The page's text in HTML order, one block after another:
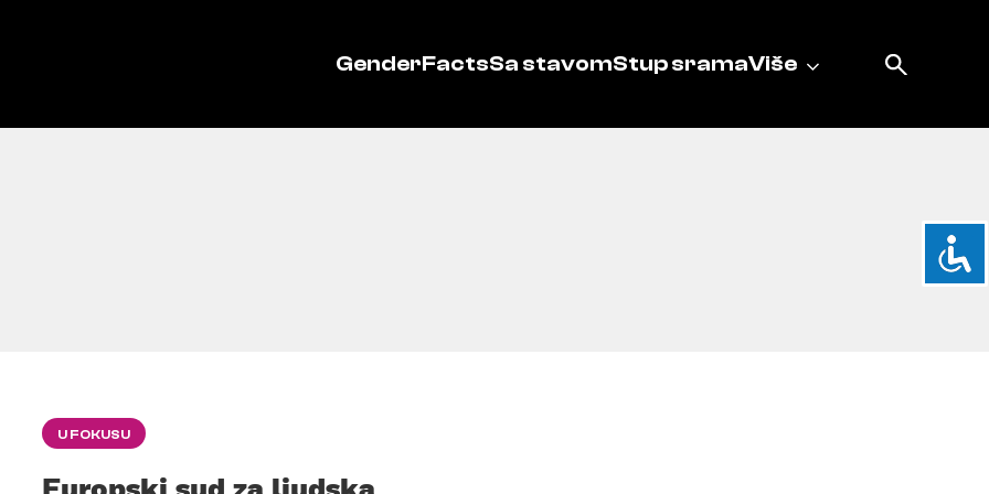
GenderFactsSa stavomStup sramaViše
U FOKUSU